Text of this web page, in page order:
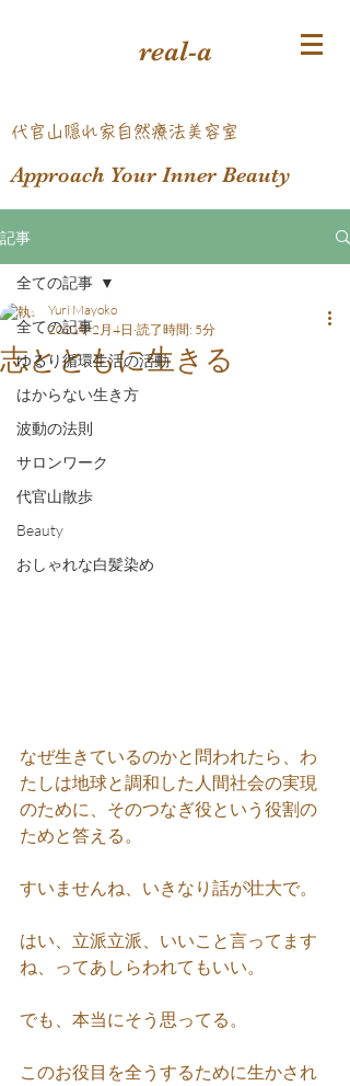
real-a
​代官山隠れ家自然療法美容室
Approach Your Inner Beauty
記事
全ての記事
ゆるり循環生活の活動
はからない生き方
波動の法則
サロンワーク
代官山散歩
Beauty
おしゃれな白髪染め
全ての記事
志とともに生きる
Yuri Mayoko
2021年2月4日 読了時間: 5分
なぜ生きているのかと問われたら、わ
たしは地球と調和した人間社会の実現
のために、そのつなぎ役という役割の
ためと答える。
すいませんね、いきなり話が壮大で。
はい、立派立派、いいこと言ってます
ね、ってあしらわれてもいい。
でも、本当にそう思ってる。
このお役目を全うするために生かされ